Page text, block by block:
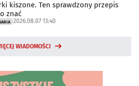
kiszone. Ten sprawdzony przepis
znać
2026.08.07 13:40
WIADOMOŚCI